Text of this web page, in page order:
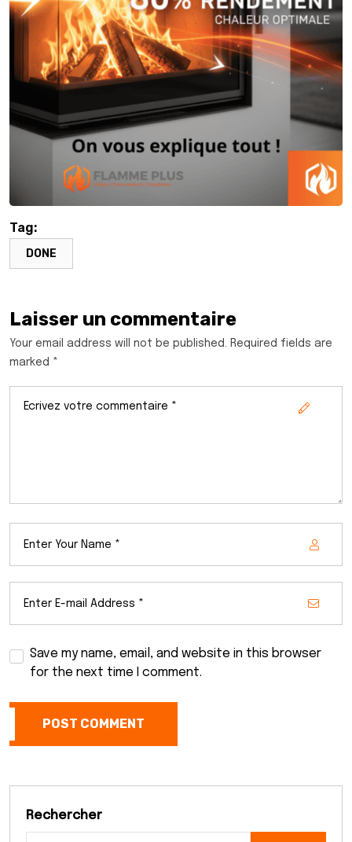
Tag:
DONE
Laisser un commentaire
Your email address will not be published. Required fields are
marked *
Save my name, email, and website in this browser
for the next time I comment.
POST COMMENT
Rechercher